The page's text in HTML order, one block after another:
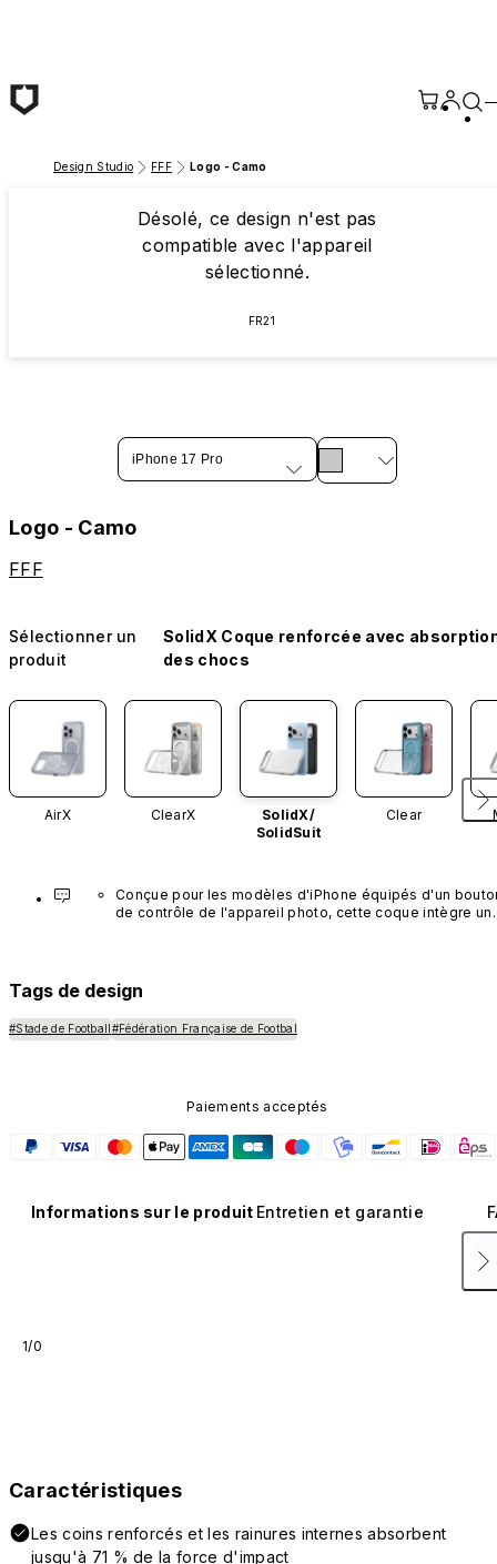
Design Studio FFF Logo - Camo
Désolé, ce design n'est pas
compatible avec l'appareil
sélectionné.
FR21
iPhone 17 Pro
Logo - Camo
FFF
Sélectionner un
produit
SolidX Coque renforcée avec
des chocs
AirX ClearX
SolidX/
SolidSuit
Clear
Conçue pour les modèles d'iPhone équipés d'un
de contrôle de l'appareil photo, cette coque intègre un
Tags de design
#Stade de Football#Fédération Française de Footbal
Paiements acceptés
Informations sur le produit Entretien et garantie
1/0
Caractéristiques
Les coins renforcés et les rainures internes absorbent
jusqu'à 71 % de la force d'impact